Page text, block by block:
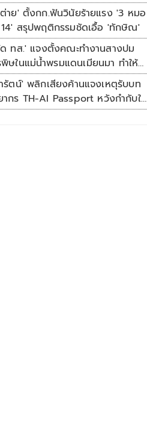
าย' ตั้งกก.ฟันวินัยร้ายแรง '3 หมอ
สรุปพฤติกรรมชัดเอื้อ 'ทักษิณ'
ทส.' แจงตั้งคณะทำงานสางปม
พิษในแม่น้ำพรมแดนเมียนมา ทำให้
ญหารวดเร็ว
รัตน์' พลิกเสียงค้านแจงเหตุรับบท
ากร TH-AI Passport หวังกำกับใช้
มาะสม ชูจุดเด่นคนไทยได้ใช้ AI